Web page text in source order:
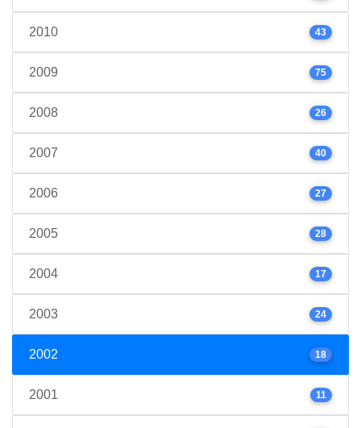
2010 43
2009 75
2008 26
2007 40
2006 27
2005 28
2004 17
2003 24
2002 18
2001 11